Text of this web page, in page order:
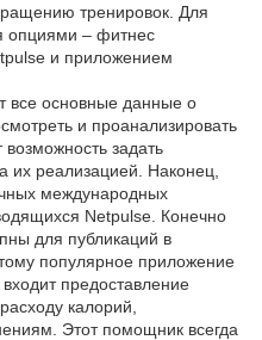
тренировок. Для
опциями – фитнес
и приложением
все основные данные о
и проанализировать
задать
их реализацией. Наконец,
международных
Netpulse. Конечно
для публикаций в
популярное приложение
предоставление
калорий,
Этот помощник всегда